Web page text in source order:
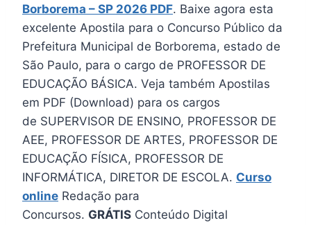
Borborema – SP 2026 PDF. Baixe agora esta
excelente Apostila para o Concurso Público da
Prefeitura Municipal de Borborema, estado de
São Paulo, para o cargo de PROFESSOR DE
EDUCAÇÃO BÁSICA. Veja também Apostilas
em PDF (Download) para os cargos
de SUPERVISOR DE ENSINO, PROFESSOR DE
AEE, PROFESSOR DE ARTES, PROFESSOR DE
EDUCAÇÃO FÍSICA, PROFESSOR DE
INFORMÁTICA, DIRETOR DE ESCOLA. Curso
online Redação para
Concursos. GRÁTIS Conteúdo Digital